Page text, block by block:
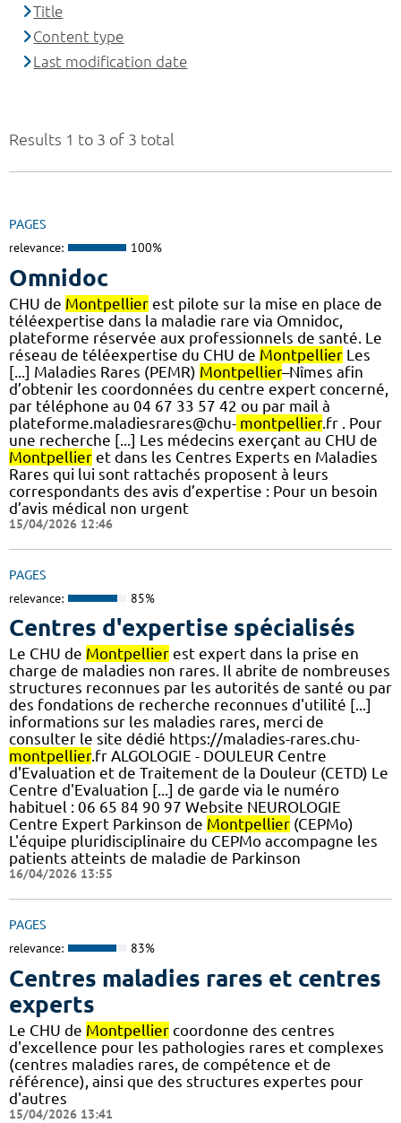
Results 1 to 3 of 3 total
PAGES
relevance: 100%
Omnidoc
CHU de Montpellier est pilote sur la mise en place de
téléexpertise dans la maladie rare via Omnidoc,
plateforme réservée aux professionnels de santé. Le
réseau de téléexpertise du CHU de Montpellier Les
[...] Maladies Rares (PEMR) Montpellier–Nîmes afin
d’obtenir les coordonnées du centre expert concerné,
par téléphone au 04 67 33 57 42 ou par mail à
plateforme.maladiesrares@chu- montpellier.fr . Pour
une recherche [...] Les médecins exerçant au CHU de
Montpellier et dans les Centres Experts en Maladies
Rares qui lui sont rattachés proposent à leurs
correspondants des avis d’expertise : Pour un besoin
d’avis médical non urgent
15/04/2026 12:46
PAGES
relevance: 85%
Centres d'expertise spécialisés
Le CHU de Montpellier est expert dans la prise en
charge de maladies non rares. Il abrite de nombreuses
structures reconnues par les autorités de santé ou par
des fondations de recherche reconnues d'utilité [...]
informations sur les maladies rares, merci de
consulter le site dédié https://maladies-rares.chu-
montpellier.fr ALGOLOGIE - DOULEUR Centre
d'Evaluation et de Traitement de la Douleur (CETD) Le
Centre d'Evaluation [...] de garde via le numéro
habituel : 06 65 84 90 97 Website NEUROLOGIE
Centre Expert Parkinson de Montpellier (CEPMo)
L'équipe pluridisciplinaire du CEPMo accompagne les
patients atteints de maladie de Parkinson
16/04/2026 13:55
PAGES
relevance: 83%
Centres maladies rares et centres
experts
Le CHU de Montpellier coordonne des centres
d'excellence pour les pathologies rares et complexes
(centres maladies rares, de compétence et de
référence), ainsi que des structures expertes pour
d'autres
15/04/2026 13:41
Title
Content type
Last modification date